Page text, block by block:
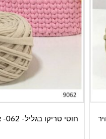
חוטי טריקו בגליל- 062- אבן בהיר מאוד